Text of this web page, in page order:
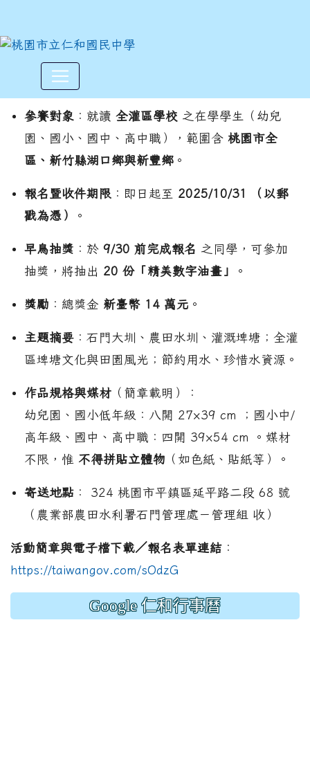
2025 石門水麗之美繪畫比賽
參賽對象 ：就讀 全灌區學校 之在學學生（幼兒
園、國小、國中、高中職），範圍含 桃園市全
區、新竹縣湖口鄉與新豐鄉 。
報名暨收件期限 ：即日起至 2025/10/31 （以郵
戳為憑）
。
早鳥抽獎 ：於 9/30 前完成報名 之同學，可參加
抽獎，將抽出 20 份「精美數字油畫」 。
獎勵 ：總獎金 新臺幣 14 萬元 。
主題摘要 ：石門大圳、農田水圳、灌溉埤塘； 全灌
區埤塘文化與田園風光；節約用水、珍惜水資源。
作品規格與媒材 （簡章載明）：
幼兒園、國小低年級：八開 27×39 cm ；國小中/
高年級、國中、高中職：四開 39×54 cm 。媒材
不限，惟 不得拼貼立體物 （如色紙、貼紙等）。
寄送地點 ： 324 桃園市平鎮區延平路二段 68 號
（農業部農田水利署石門管理處－管理組 收）
活動簡章與電子檔下載／報名表單連結 ：
https://taiwangov.com/sOdzG
Google 仁和行事曆